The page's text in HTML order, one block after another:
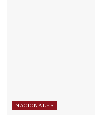
NACIONALES